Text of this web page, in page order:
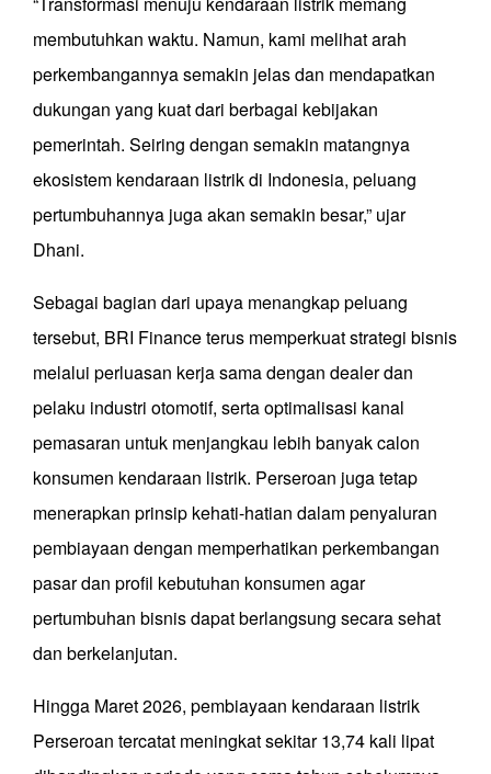
membutuhkan waktu. Namun, kami melihat arah
perkembangannya semakin jelas dan mendapatkan
dukungan yang kuat dari berbagai kebijakan
pemerintah. Seiring dengan semakin matangnya
ekosistem kendaraan listrik di Indonesia, peluang
pertumbuhannya juga akan semakin besar,” ujar
Dhani.
Sebagai bagian dari upaya menangkap peluang
tersebut, BRI Finance terus memperkuat strategi bisnis
melalui perluasan kerja sama dengan dealer dan
pelaku industri otomotif, serta optimalisasi kanal
pemasaran untuk menjangkau lebih banyak calon
konsumen kendaraan listrik. Perseroan juga tetap
menerapkan prinsip kehati-hatian dalam penyaluran
pembiayaan dengan memperhatikan perkembangan
pasar dan profil kebutuhan konsumen agar
pertumbuhan bisnis dapat berlangsung secara sehat
dan berkelanjutan.
Hingga Maret 2026, pembiayaan kendaraan listrik
Perseroan tercatat meningkat sekitar 13,74 kali lipat